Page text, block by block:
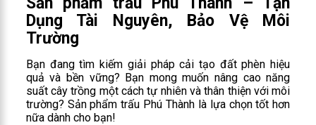
Dụng Tài Nguyên, Bảo Vệ Môi
Trường
Bạn đang tìm kiếm giải pháp cải tạo đất phèn hiệu
quả và bền vững? Bạn mong muốn nâng cao năng
suất cây trồng một cách tự nhiên và thân thiện với môi
trường? Sản phẩm trấu Phú Thành là lựa chọn tốt hơn
nữa dành cho bạn!